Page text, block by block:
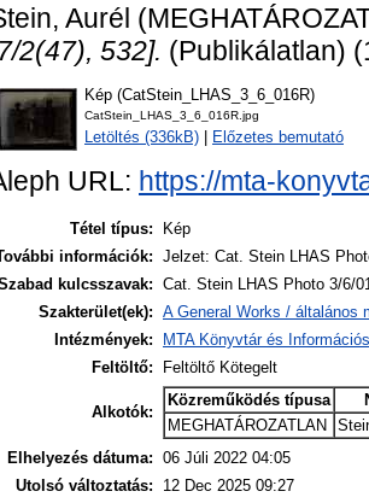
Aurél
2(47), 532]. (Publikálatlan)
Kép (CatStein_LHAS_3_6_016R)
CatStein_LHAS_3_6_016R.jpg
Letöltés (336kB) Előzetes bemutató
URL: https://mta-
Tétel típus:
Kép
információk: Jelzet: Cat. Stein LHAS
kulcsszavak:
Cat. Stein LHAS Photo 3/6/
Szakterület(ek): A General Works / általános
Intézmények:
MTA Könyvtár és
Feltöltő:
Feltöltő Kötegelt
Alkotók:
Közreműködés típusa
MEGHATÁROZATLAN
Elhelyezés dátuma: 06 Júli 2022 04:05
Utolsó változtatás:
12 Dec 2025 09:27